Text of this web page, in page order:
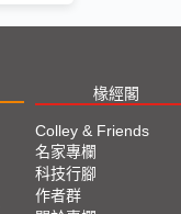
椽經閣
Colley & Friends
名家專欄
科技行腳
作者群